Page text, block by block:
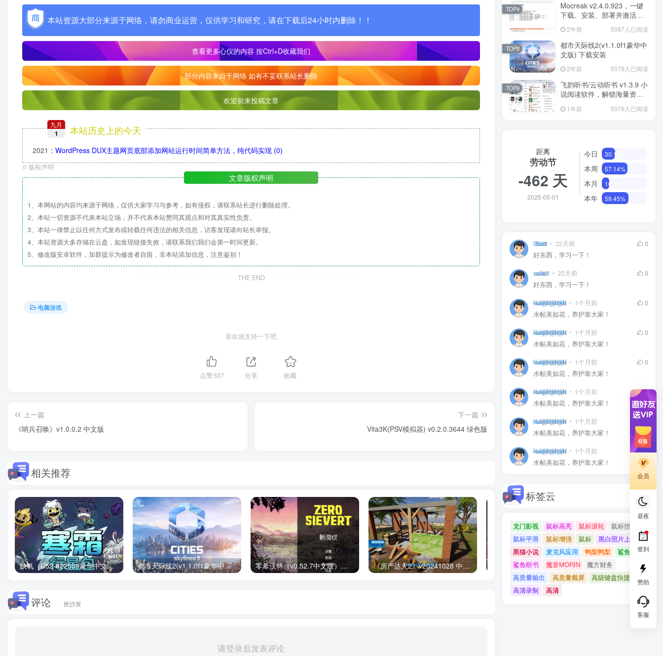
本站资源大部分来源于网络，请勿商业运营，仅供学习和研究，请在下载后24小时内删除！！
查看更多心仪的内容 按Ctrl+D收藏我们
部分内容来自于网络 如有不妥联系站长删除
欢迎前来投稿文章
九月
1 本站历史上的今天
2021 ： WordPress DUX主题网页底部添加网站运行时间简单方法，纯代码实现 (0)
© 版权声明
文章版权声明
1、本网站的内容均来源于网络，仅供大家学习与参考，如有侵权，请联系站长进行删除处理。
2、本站一切资源不代表本站立场，并不代表本站赞同其观点和对其真实性负责。
3、本站一律禁止以任何方式发布或转载任何违法的相关信息，访客发现请向站长举报。
4、本站资源大多存储在云盘，如发现链接失效，请联系我们我们会第一时间更新。
5、修改版安卓软件，加群提示为修改者自留，非本站添加信息，注意鉴别！
THE END
电脑游戏
喜欢就支持一下吧
点赞537 分享 收藏
上一篇
《哨兵召唤》v1.0.0.2 中文版
下一篇
Vita3K(PSV模拟器) v0.2.0.3644 绿色版
相关推荐
缺氧（U52-622509豪华中文版）下载 都市天际线2(v1.1.0f1豪华中文版) 下载安装 零希沃特（v0.52.7中文版）免费下载 《房产达人2》v20241028 中文版 《朋友：烤肉串模拟器》Build.16939634 中文版
评论 抢沙发
请登录后发表评论
Mocreak v2.4.0.923，一键
下载、安装、部署并激活
Office
2年前 5087人已阅读
TOP4
都市天际线2(v1.1.0f1豪华中
文版) 下载安装
2年前 5079人已阅读
TOP5
飞韵听书/云动听书 v1.3.9 小
说阅读软件，解锁海量资源
1年前 5076人已阅读
TOP6
距离
劳动节
-462 天
2025-05-01
今日 30.14%
本周 57.14%
本月 16.13%
本年 59.45%
libatt 22天前
0
好东西，学习一下！
xulai1 25天前
0
好东西，学习一下！
kukjkhjkhjkh 1个月前
0
水帖美如花，养护靠大家！
kukjkhjkhjkh 1个月前
0
水帖美如花，养护靠大家！
kukjkhjkhjkh 1个月前
0
水帖美如花，养护靠大家！
kukjkhjkhjkh 1个月前
0
水帖美如花，养护靠大家！
kukjkhjkhjkh 1个月前
水帖美如花，养护靠大家！
kukjkhjkhjkh 1个月前
0
水帖美如花，养护靠大家！
标签云
龙门影视 鼠标高亮 鼠标滚轮
鼠标控制
鼠标平滑
鼠标增强 鼠标
黑白照片上色
黑猫小说
麦克风应用 鸭梨鸭梨
鲨鱼记账
鲨鱼听书
魔音MORIN
魔方财务
高质量输出
高质量截屏
高级键盘快捷键
高清录制
高清
会员
昼夜
签到
赞助
客服